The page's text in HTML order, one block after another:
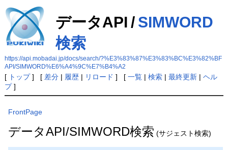
データAPI / SIMWORD
検索
https://api.mobadai.jp/docs/search/?%E3%83%87%E3%83%BC%E3%82%BF
API/SIMWORD%E6%A4%9C%E7%B4%A2
[ トップ] [ 差分| 履歴| リロード ] [ 一覧| 検索| 最終更新| ヘル
プ]
FrontPage
データAPI/SIMWORD検索 (サジェスト検索)